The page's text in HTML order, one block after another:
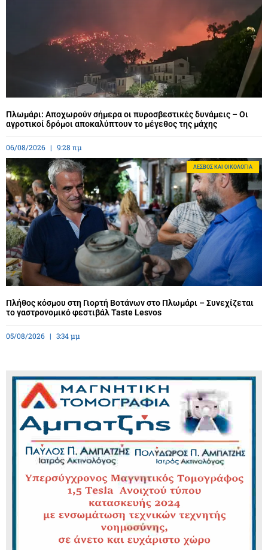
Πλωμάρι: Αποχωρούν σήμερα οι πυροσβεστικές δυνάμεις – Οι
αγροτικοί δρόμοι αποκαλύπτουν το μέγεθος της μάχης
06/08/2026 9:28 πμ
ΛΈΣΒΟΣ ΚΑΙ ΟΙΚΟΛΟΓΊΑ
Πλήθος κόσμου στη Γιορτή Βοτάνων στο Πλωμάρι – Συνεχίζεται
το γαστρονομικό φεστιβάλ Taste Lesvos
05/08/2026 3:34 μμ